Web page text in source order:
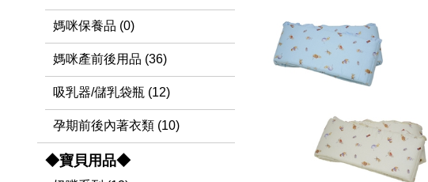
媽咪保養品 (0)
媽咪產前後用品 (36)
吸乳器/儲乳袋瓶 (12)
孕期前後內著衣類 (10)
◆寶貝用品◆